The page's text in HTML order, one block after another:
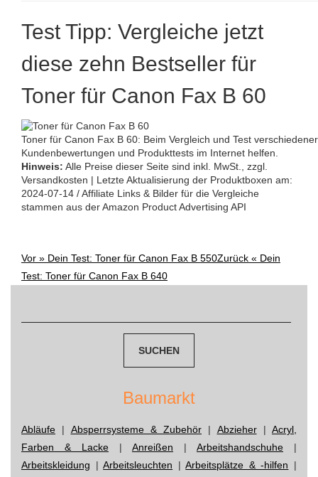
Test Tipp: Vergleiche jetzt
diese zehn Bestseller für
Toner für Canon Fax B 60
Toner für Canon Fax B 60: Beim Vergleich und Test
Kundenbewertungen und Produkttests im Internet helfen.
Hinweis: Alle Preise dieser Seite sind inkl. MwSt., zzgl.
Versandkosten | Letzte Aktualisierung der Produktboxen am:
2024-07-14 / Affiliate Links & Bilder für die Vergleiche
stammen aus der Amazon Product Advertising API
Post
Vor » Dein Test: Toner für Canon Fax B 550Zurück « Dein
Test: Toner für Canon Fax B 640
Baumarkt
Abläufe | Absperrsysteme & Zubehör | Abzieher| Acryl,
Farben & Lacke | Anreißen | Arbeitshandschuhe |
Arbeitskleidung |Arbeitsleuchten |Arbeitsplätze & -hilfen |